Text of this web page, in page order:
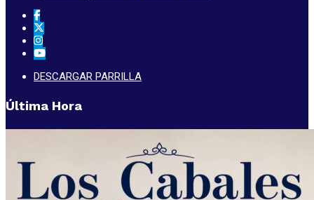
DESCARGAR PARRILLA
Última Hora